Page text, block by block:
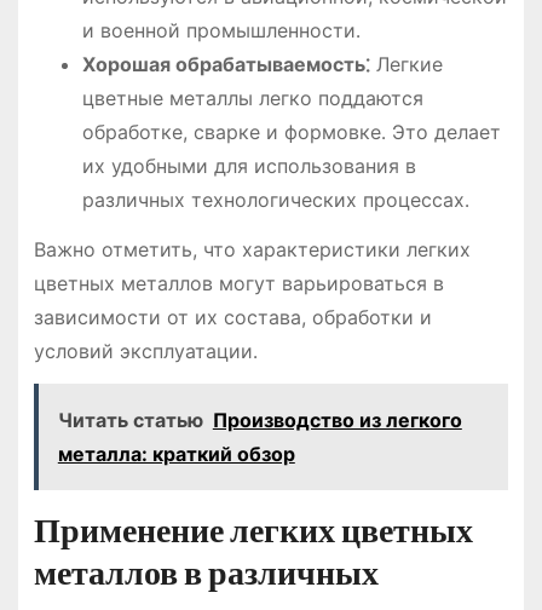
и военной промышленности․
Хорошая обрабатываемость⁚Легкие
цветные металлы легко поддаются
обработке, сварке и формовке․ Это делает
их удобными для использования в
различных технологических процессах․
Важно отметить, что характеристики легких
цветных металлов могут варьироваться в
зависимости от их состава, обработки и
условий эксплуатации․
Читать статью Производство из легкого
металла: краткий обзор
Применение легких цветных
металлов в различных